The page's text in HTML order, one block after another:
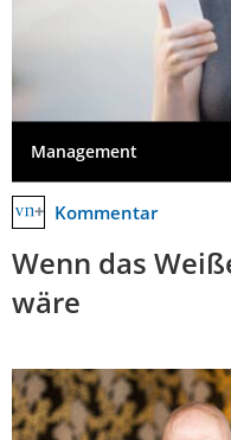
Management
Kommentar
Wenn das
wäre